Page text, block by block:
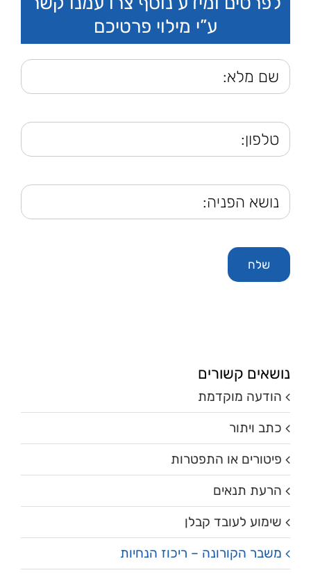
ע”י מילוי פרטיכם
נושאים קשורים
הודעה מוקדמת
כתב ויתור
פיטורים או התפטרות
הרעת תנאים
שימוע לעובד קבלן
משבר הקורונה – ריכוז הנחיות